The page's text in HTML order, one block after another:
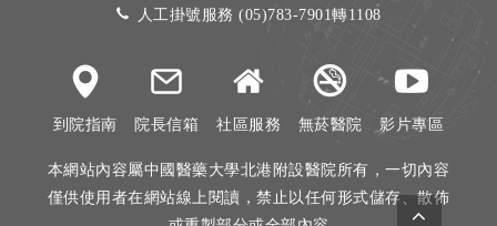
人工掛號服務 (05)783-7901轉1108
到院指南 院長信箱 社區服務 無菸醫院 影片專區
本網站內容屬中國醫藥大學北港附設醫院所有，一切內容
僅供使用者在網站線上閱讀，禁止以任何形式儲存、散佈